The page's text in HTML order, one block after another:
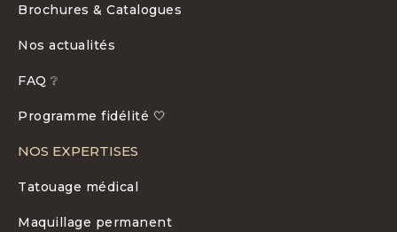
Brochures & Catalogues
Nos actualités
FAQ ❔
Programme fidélité 🤍
NOS EXPERTISES
Tatouage médical
Maquillage permanent